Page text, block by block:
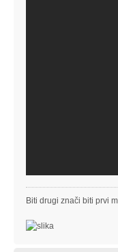
Biti drugi znači biti prvi